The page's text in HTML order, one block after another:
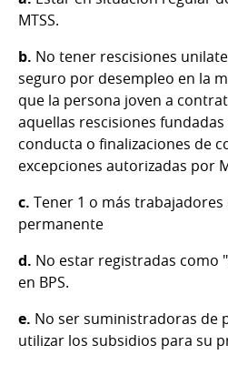
MTSS.
b. No tener rescisiones
seguro por desempleo en la
que la persona joven a
aquellas rescisiones
conducta o finalizaciones de
excepciones autorizadas por
c. Tener 1 o más
permanente
d. No estar registradas como
en BPS.
e. No ser suministradoras de
utilizar los subsidios para su